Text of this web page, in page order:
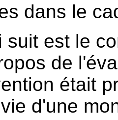
dans le
suit est le
de
était
d'une